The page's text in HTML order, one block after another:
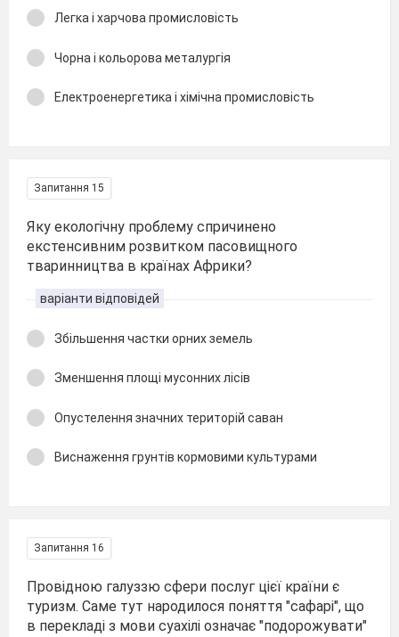
Легка і харчова промисловість
Чорна і кольорова металургія
Електроенергетика і хімічна промисловість
Запитання 15
Яку екологічну проблему спричинено
екстенсивним розвитком пасовищного
тваринництва в країнах Африки?
варіанти відповідей
Збільшення частки орних земель
Зменшення площі мусонних лісів
Опустелення значних територій саван
Виснаження грунтів кормовими культурами
Запитання 16
Провідною галуззю сфери послуг цієї країни є
туризм. Саме тут народилося поняття "сафарі", що
в перекладі з мови суахілі означає "подорожувати"